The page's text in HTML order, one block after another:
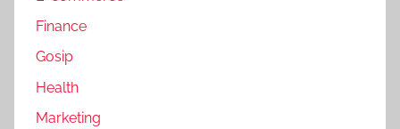
Finance
Gosip
Health
Marketing